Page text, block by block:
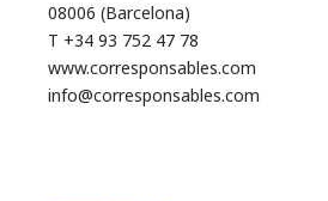
08006 (Barcelona)
T +34 93 752 47 78
www.corresponsables.com
info@corresponsables.com